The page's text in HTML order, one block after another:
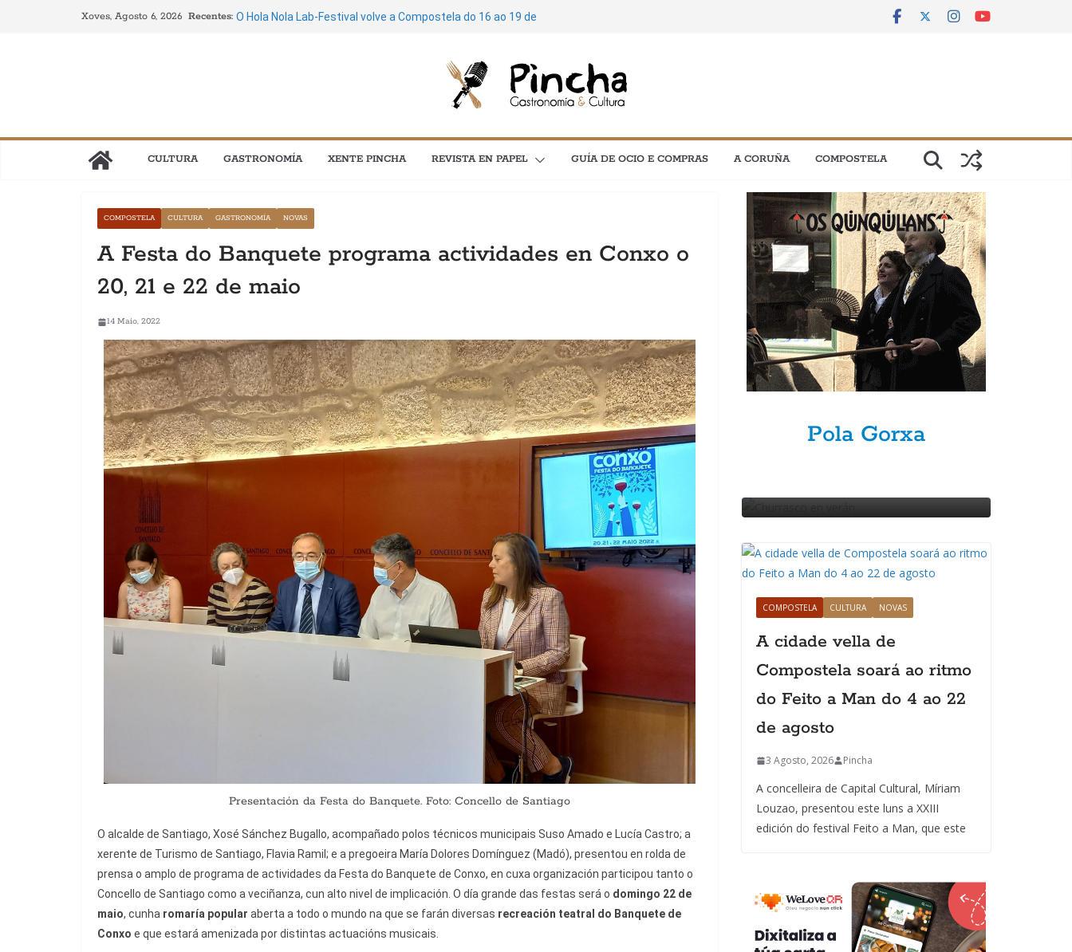
Xoves, Agosto 6, 2026 Recentes: O Hola Nola Lab-Festival volve a Compostela do 16 ao 19 de
descubrir Galicia entre concertos, festivais e exposicións
A cidade vella de Compostela soará ao ritmo do Feito a Man do
Circo, danza, música, poesía e cinema protagonizan unha
A Reserva de Biosfera Mariñas Coruñesas e A Artesa da Moza
Crecha unen gastronomía e astronomía no menú “As
CULTURA GASTRONOMÍA XENTE PINCHA REVISTA EN PAPEL GUÍA DE OCIO E COMPRAS A CORUÑA COMPOSTELA
COMPOSTELA CULTURA GASTRONOMÍA NOVAS
A Festa do Banquete programa actividades en Conxo o
20, 21 e 22 de maio
14 Maio, 2022
Presentación da Festa do Banquete. Foto: Concello de Santiago
O alcalde de Santiago, Xosé Sánchez Bugallo, acompañado polos técnicos municipais Suso Amado e Lucía Castro; a
xerente de Turismo de Santiago, Flavia Ramil; e a pregoeira María Dolores Domínguez (Madó), presentou en rolda de
prensa o amplo de programa de actividades da Festa do Banquete de Conxo, en cuxa organización participou tanto o
Concello de Santiago como a veciñanza, cun alto nivel de implicación. O día grande das festas será o domingo 22 de
maio, cunha romaría popular aberta a todo o mundo na que se farán diversas recreación teatral do Banquete de
Conxo e que estará amenizada por distintas actuacións musicais.
Pola Gorxa
GASTRONOMÍA POLA GORXA
Churrasco en verán
15 Xullo, 2026 Pincha
GASTRONOMÍA POLA GORXA
COMPOSTELA CULTURA NOVAS
A cidade vella de
Compostela soará ao ritmo
do Feito a Man do 4 ao 22
de agosto
3 Agosto, 2026 Pincha
A concelleira de Capital Cultural, Míriam
Louzao, presentou este luns a XXIII
edición do festival Feito a Man, que este